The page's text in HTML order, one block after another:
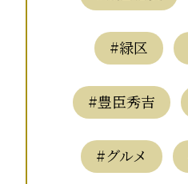
#緑区
#豊臣秀吉
#グルメ